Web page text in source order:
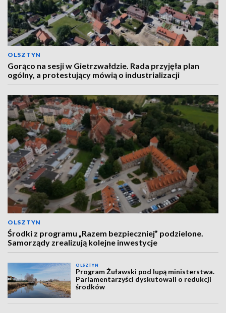
OLSZTYN
Gorąco na sesji w Gietrzwałdzie. Rada przyjęła plan
ogólny, a protestujący mówią o industrializacji
OLSZTYN
Środki z programu „Razem bezpieczniej” podzielone.
Samorządy zrealizują kolejne inwestycje
OLSZTYN
Program Żuławski pod lupą ministerstwa.
Parlamentarzyści dyskutowali o redukcji
środków